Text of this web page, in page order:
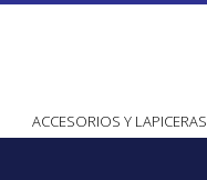
ACCESORIOS Y LAPICERAS